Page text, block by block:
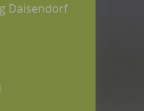
Daisendorf